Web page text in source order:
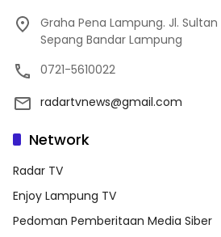
Graha Pena Lampung. Jl.
Sepang Bandar Lampung
0721-5610022
radartvnews@gmail.com
Network
Radar TV
Enjoy Lampung TV
Pedoman Pemberitaan Media Siber